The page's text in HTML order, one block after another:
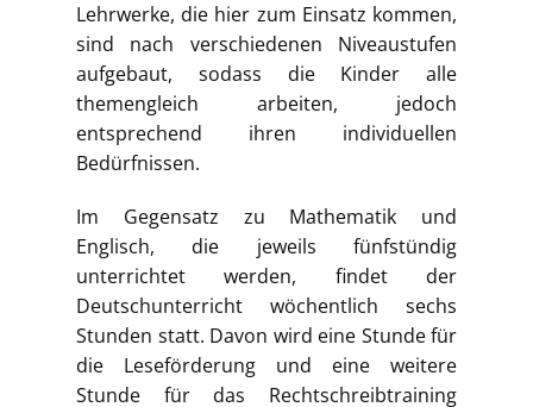
Lehrwerke, die hier zum Einsatz kommen,
sind nach verschiedenen Niveaustufen
aufgebaut, sodass die Kinder alle
themengleich arbeiten, jedoch
entsprechend ihren individuellen
Bedürfnissen.
Im Gegensatz zu Mathematik und
Englisch, die jeweils fünfstündig
unterrichtet werden, findet der
Deutschunterricht wöchentlich sechs
Stunden statt. Davon wird eine Stunde für
die Leseförderung und eine weitere
Stunde für das Rechtschreibtraining